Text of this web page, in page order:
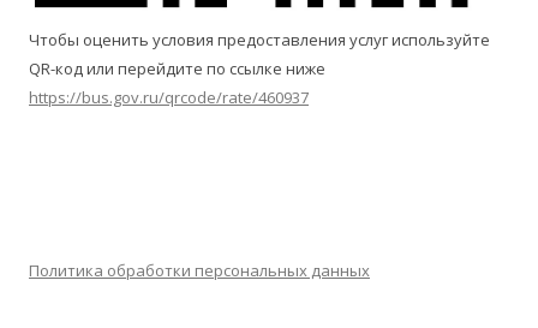
Чтобы оценить условия предоставления услуг используйте
QR-код или перейдите по ссылке ниже
https://bus.gov.ru/qrcode/rate/460937
Политика обработки персональных данных